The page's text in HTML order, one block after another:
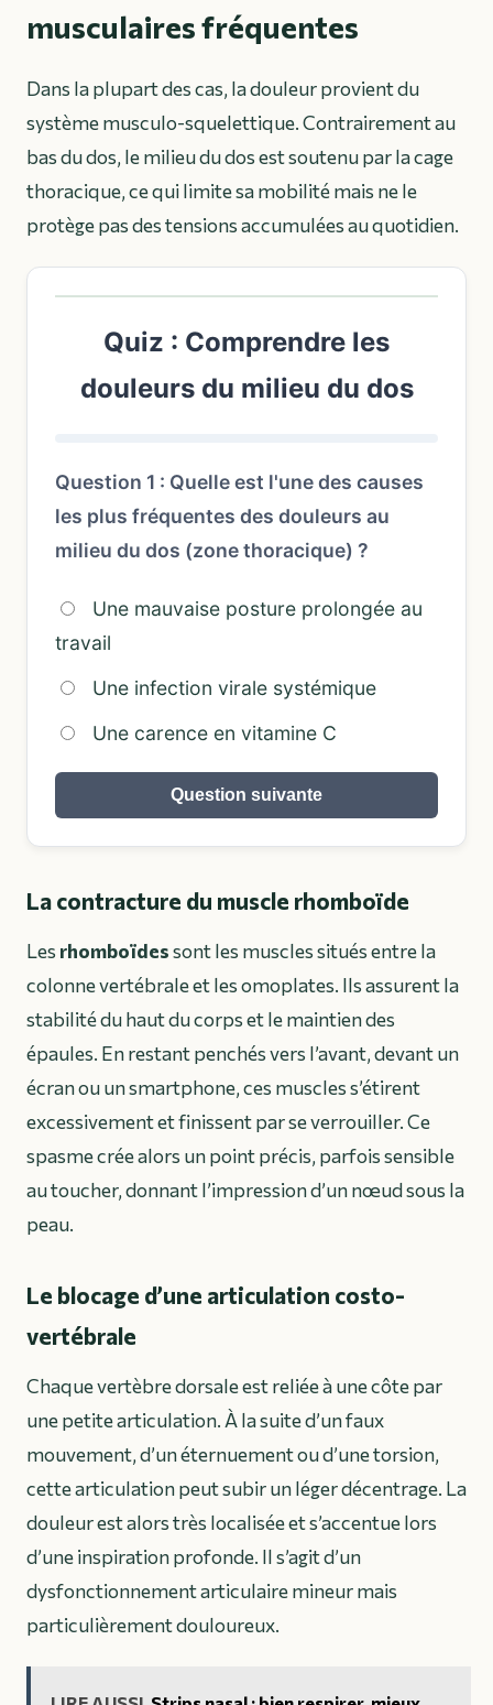
musculaires fréquentes
Dans la plupart des cas, la douleur provient du
système musculo-squelettique. Contrairement au
bas du dos, le milieu du dos est soutenu par la cage
thoracique, ce qui limite sa mobilité mais ne le
protège pas des tensions accumulées au quotidien.
Quiz : Comprendre les
douleurs du milieu du dos
Question 1 : Quelle est l'une des causes
les plus fréquentes des douleurs au
milieu du dos (zone thoracique) ?
Une mauvaise posture prolongée au
travail
Une infection virale systémique
Une carence en vitamine C
Question suivante
La contracture du muscle rhomboïde
Lesrhomboïdessont les muscles situés entre la
colonne vertébrale et les omoplates. Ils assurent la
stabilité du haut du corps et le maintien des
épaules. En restant penchés vers l’avant, devant un
écran ou un smartphone, ces muscles s’étirent
excessivement et finissent par se verrouiller. Ce
spasme crée alors un point précis, parfois sensible
au toucher, donnant l’impression d’un nœud sous la
peau.
Le blocage d’une articulation costo-
vertébrale
Chaque vertèbre dorsale est reliée à une côte par
une petite articulation. À la suite d’un faux
mouvement, d’un éternuement ou d’une torsion,
cette articulation peut subir un léger décentrage. La
douleur est alors très localisée et s’accentue lors
d’une inspiration profonde. Il s’agit d’un
dysfonctionnement articulaire mineur mais
particulièrement douloureux.